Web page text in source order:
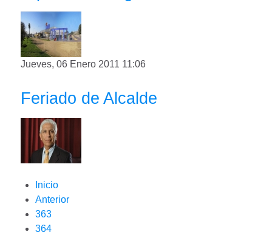
Jueves, 06 Enero 2011 11:06
Feriado de Alcalde
Inicio
Anterior
363
364